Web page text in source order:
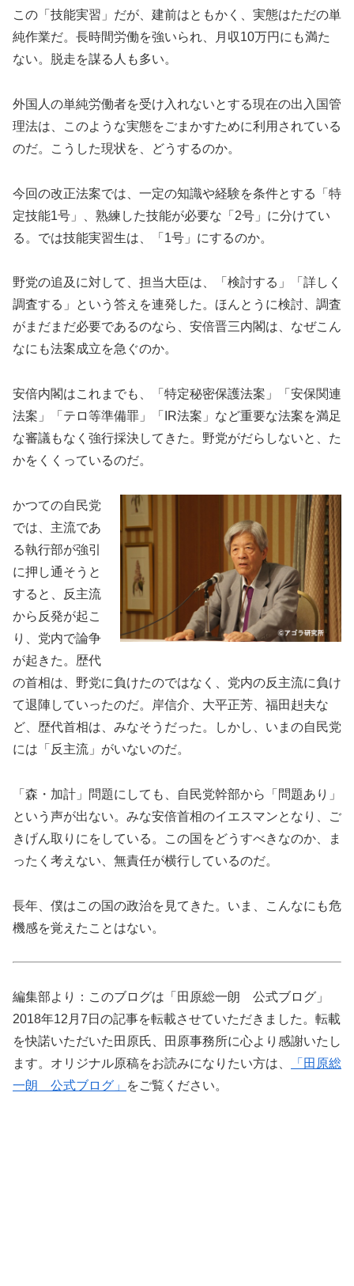
この「技能実習」だが、建前はともかく、実態はただの単
純作業だ。長時間労働を強いられ、月収10万円にも満た
ない。脱走を謀る人も多い。
外国人の単純労働者を受け入れないとする現在の出入国管
理法は、このような実態をごまかすために利用されている
のだ。こうした現状を、どうするのか。
今回の改正法案では、一定の知識や経験を条件とする「特
定技能1号」、熟練した技能が必要な「2号」に分けてい
る。では技能実習生は、「1号」にするのか。
野党の追及に対して、担当大臣は、「検討する」「詳しく
調査する」という答えを連発した。ほんとうに検討、調査
がまだまだ必要であるのなら、安倍晋三内閣は、なぜこん
なにも法案成立を急ぐのか。
安倍内閣はこれまでも、「特定秘密保護法案」「安保関連
法案」「テロ等準備罪」「IR法案」など重要な法案を満足
な審議もなく強行採決してきた。野党がだらしないと、た
かをくくっているのだ。
かつての自民党
では、主流であ
る執行部が強引
に押し通そうと
すると、反主流
から反発が起こ
り、党内で論争
が起きた。歴代
の首相は、野党に負けたのではなく、党内の反主流に負け
て退陣していったのだ。岸信介、大平正芳、福田赳夫な
ど、歴代首相は、みなそうだった。しかし、いまの自民党
には「反主流」がいないのだ。
「森・加計」問題にしても、自民党幹部から「問題あり」
という声が出ない。みな安倍首相のイエスマンとなり、ご
きげん取りにをしている。この国をどうすべきなのか、ま
ったく考えない、無責任が横行しているのだ。
長年、僕はこの国の政治を見てきた。いま、こんなにも危
機感を覚えたことはない。
編集部より：このブログは「田原総一朗 公式ブログ」
2018年12月7日の記事を転載させていただきました。転載
を快諾いただいた田原氏、田原事務所に心より感謝いたし
ます。オリジナル原稿をお読みになりたい方は、
「田原総
一朗 公式ブログ」
をご覧ください。